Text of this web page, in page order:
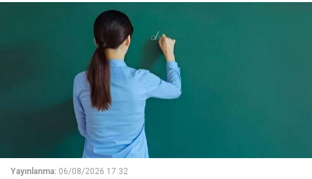
Yayınlanma: 06/08/2026 17:32